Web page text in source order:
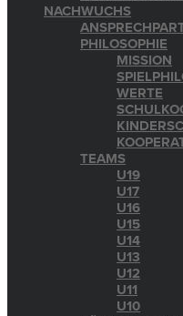
NACHWUCHS
PHILOSOPHIE
MISSION
WERTE
TEAMS
U19
U17
U16
U15
U14
U13
U12
U11
U10